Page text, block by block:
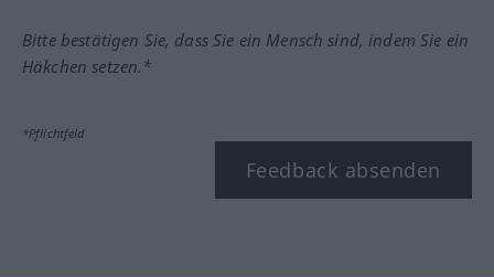
Bitte bestätigen Sie, dass Sie ein Mensch sind, indem Sie ein
Häkchen setzen.*
*Pflichtfeld
Feedback absenden